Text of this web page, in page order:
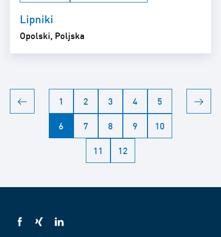
Lipniki
Opolski, Poljska
1 2 3 4
5
6
7 8 9
10
11
12
VSB
VSB
VSB